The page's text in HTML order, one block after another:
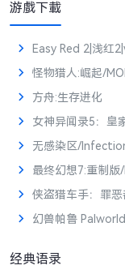
游戲下載
Easy Red 2|浅红
怪物猎人:崛起/
方舟:生存进化
女神异闻录5：皇
无感染区/
最终幻想7:重制版/
侠盗猎车手：罪
幻兽帕鲁 Palworld|豪华中文
经典语录